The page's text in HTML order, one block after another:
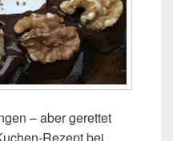
– aber gerettet